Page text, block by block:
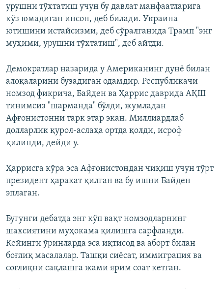
урушни тўхтатиш учун бу давлат манфаатларига
кўз юмадиган инсон, деб билади. Украина
ютишини истайсизми, деб сўралганида Трамп "энг
муҳими, урушни тўхтатиш", деб айтди.
Демократлар назарида у Американинг дунё билан
алоқаларини бузадиган одамдир. Республикачи
номзод фикрича, Байден ва Ҳаррис даврида АҚШ
тинимсиз "шарманда" бўлди, жумладан
Афғонистонни тарк этар экан. Миллиардлаб
долларлик қурол-аслаҳа ортда қолди, исроф
қилинди, дейди у.
Ҳаррисга кўра эса Афғонистондан чиқиш учун тўрт
президент ҳаракат қилган ва бу ишни Байден
эплаган.
Бугунги дебатда энг кўп вақт номзодларнинг
шахсиятини муҳокама қилишга сарфланди.
Кейинги ўринларда эса иқтисод ва аборт билан
боғлиқ масалалар. Ташқи сиёсат, иммиграция ва
соғлиқни сақлашга жами ярим соат кетган.